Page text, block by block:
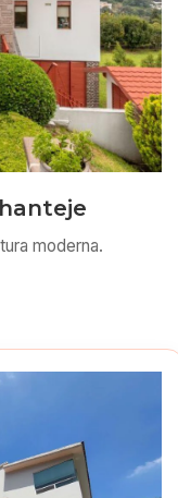
moderna.